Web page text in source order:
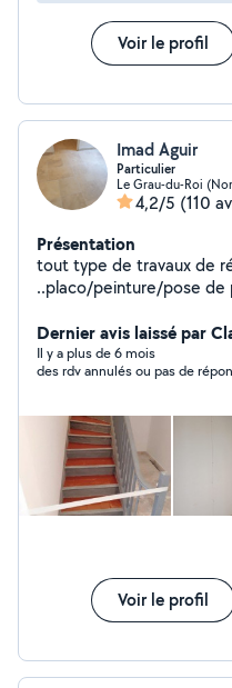
Voir le profil
Imad Aguir
Particulier
Le Grau-du-Roi
4,2/5 (110
Présentation
tout type de travaux de
..placo/peinture/pose
électricité /montage de
Dernier avis laissé par
Il y a plus de 6 mois
des rdv annulés ou pas de
Voir le profil